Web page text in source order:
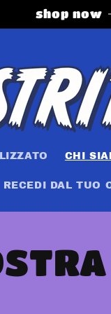
shop now
CHI
RECEDI DAL TUO